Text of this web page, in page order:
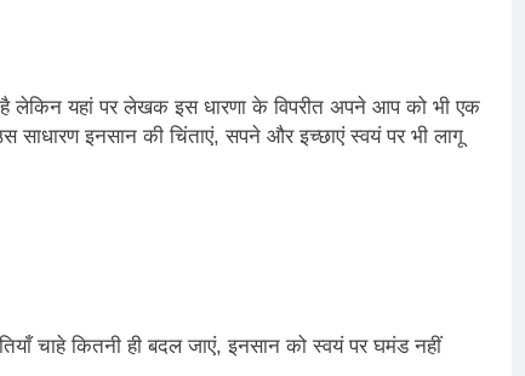
लेकिन यहां पर लेखक इस धारणा के विपरीत अपने आप को भी एक
इनसान की चिंताएं, सपने और इच्छाएं स्वयं पर भी लागू
चाहे कितनी ही बदल जाएं, इनसान को स्वयं पर घमंड नहीं